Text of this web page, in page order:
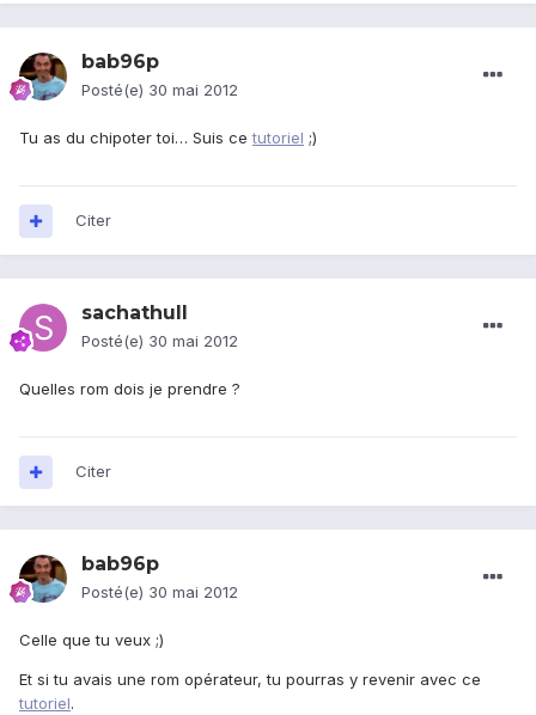
bab96p
Posté(e) 30 mai 2012
Tu as du chipoter toi… Suis cetutoriel ;)
Citer
sachathull
Posté(e) 30 mai 2012
Quelles rom dois je prendre ?
Citer
bab96p
Posté(e) 30 mai 2012
Celle que tu veux ;)
Et si tu avais une rom opérateur, tu pourras y revenir avec ce
tutoriel.